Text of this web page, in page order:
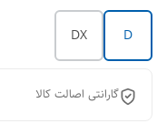
D
DX
گارانتی اصالت کالا